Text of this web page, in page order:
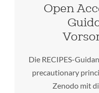
Open
Die RECIPES-
precautionary
Zenodo mit